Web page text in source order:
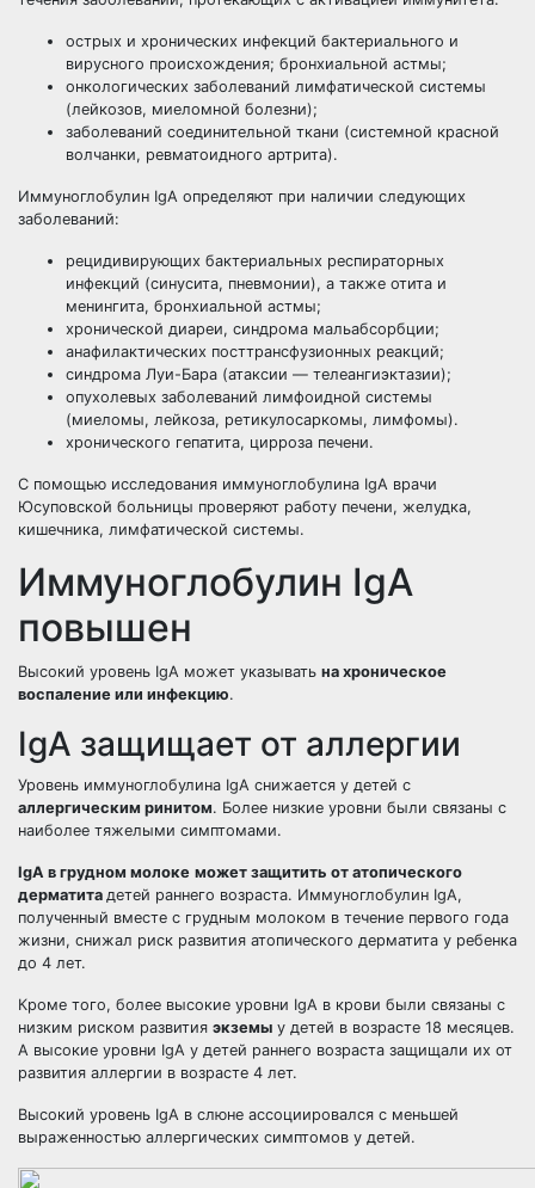
острых и хронических инфекций бактериального и
вирусного происхождения; бронхиальной астмы;
онкологических заболеваний лимфатической системы
(лейкозов, миеломной болезни);
заболеваний соединительной ткани (системной красной
волчанки, ревматоидного артрита).
Иммуноглобулин IgА определяют при наличии следующих
заболеваний:
рецидивирующих бактериальных респираторных
инфекций (синусита, пневмонии), а также отита и
менингита, бронхиальной астмы;
хронической диареи, синдрома мальабсорбции;
анафилактических посттрансфузионных реакций;
синдрома Луи-Бара (атаксии — телеангиэктазии);
опухолевых заболеваний лимфоидной системы
(миеломы, лейкоза, ретикулосаркомы, лимфомы).
хронического гепатита, цирроза печени.
С помощью исследования иммуноглобулина IgA врачи
Юсуповской больницы проверяют работу печени, желудка,
кишечника, лимфатической системы.
Иммуноглобулин IgA
повышен
Высокий уровень IgA может указывать на хроническое
воспаление или инфекцию.
IgA защищает от аллергии
Уровень иммуноглобулина IgA снижается у детей с
аллергическим ринитом. Более низкие уровни были связаны с
наиболее тяжелыми симптомами.
IgA в грудном молоке может защитить от атопического
дерматита детей раннего возраста. Иммуноглобулин IgA,
полученный вместе с грудным молоком в течение первого года
жизни, снижал риск развития атопического дерматита у ребенка
до 4 лет.
Кроме того, более высокие уровни IgA в крови были связаны с
низким риском развития экземы у детей в возрасте 18 месяцев.
А высокие уровни IgA у детей раннего возраста защищали их от
развития аллергии в возрасте 4 лет.
Высокий уровень IgA в слюне ассоциировался с меньшей
выраженностью аллергических симптомов у детей.